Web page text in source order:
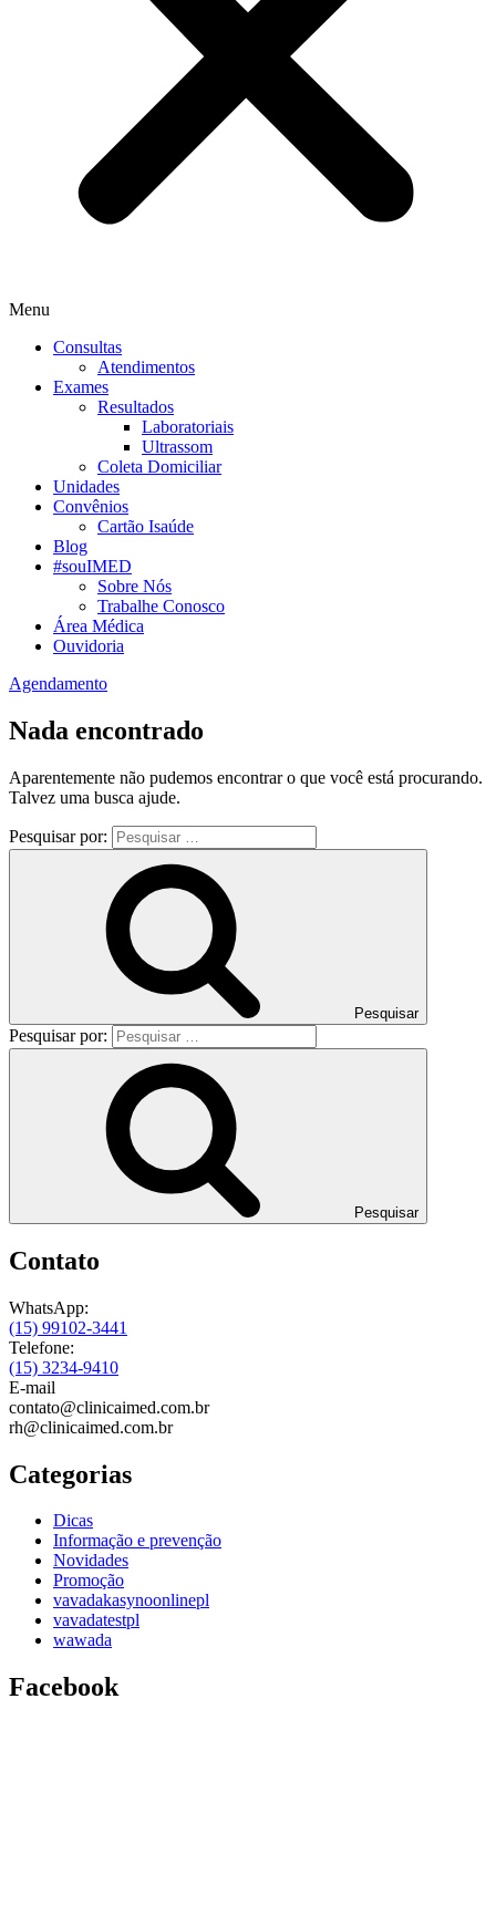
Menu
Consultas
Atendimentos
Exames
Resultados
Laboratoriais
Ultrassom
Coleta Domiciliar
Unidades
Convênios
Cartão Isaúde
Blog
#souIMED
Sobre Nós
Trabalhe Conosco
Área Médica
Ouvidoria
Agendamento
Nada encontrado
Aparentemente não pudemos encontrar o que você está procurando.
Talvez uma busca ajude.
Pesquisar por:
Pesquisar
Pesquisar por:
Pesquisar
Contato
WhatsApp:
(15) 99102-3441
Telefone:
(15) 3234-9410
E-mail
contato@clinicaimed.com.br
rh@clinicaimed.com.br
Categorias
Dicas
Informação e prevenção
Novidades
Promoção
vavadakasynoonlinepl
vavadatestpl
wawada
Facebook